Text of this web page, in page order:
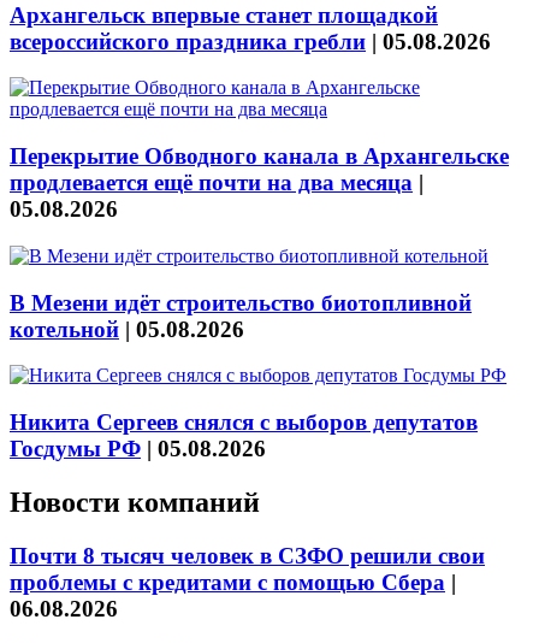
Архангельск впервые станет площадкой
всероссийского праздника гребли | 05.08.2026
Перекрытие Обводного канала в Архангельске
продлевается ещё почти на два месяца |
05.08.2026
В Мезени идёт строительство биотопливной
котельной | 05.08.2026
Никита Сергеев снялся с выборов депутатов
Госдумы РФ | 05.08.2026
Новости компаний
Почти 8 тысяч человек в СЗФО решили свои
проблемы с кредитами с помощью Сбера |
06.08.2026